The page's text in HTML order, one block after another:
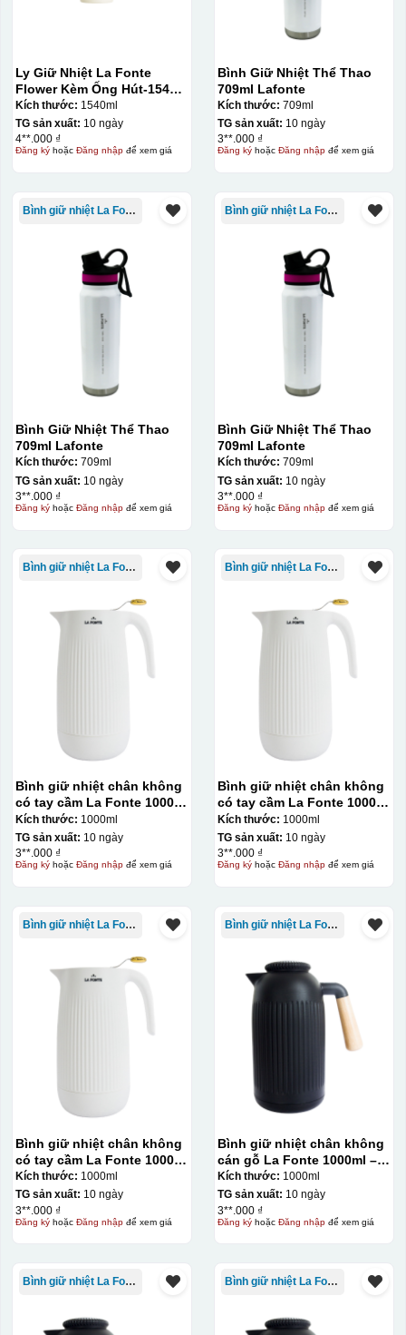
Hộp xi ly sứ
Ly Giữ Nhiệt La Fonte
Flower Kèm Ống Hút-1540
ml-014786
Kích thước: 1540ml
TG sản xuất: 10 ngày
4**.000 ₫
Đăng kýhoặc Đăng nhậpđể xem giá
Bình Giữ Nhiệt Thể Thao
709ml Lafonte
Kích thước: 709ml
TG sản xuất: 10 ngày
3**.000 ₫
Đăng kýhoặc Đăng nhậpđể xem giá
Bình giữ nhiệt La Fonte
Bình Giữ Nhiệt Thể Thao
709ml Lafonte
Kích thước: 709ml
TG sản xuất: 10 ngày
3**.000 ₫
Đăng kýhoặc Đăng nhậpđể xem giá
Bình giữ nhiệt La Fonte
Bình Giữ Nhiệt Thể Thao
709ml Lafonte
Kích thước: 709ml
TG sản xuất: 10 ngày
3**.000 ₫
Đăng kýhoặc Đăng nhậpđể xem giá
Bình giữ nhiệt La Fonte
Bình giữ nhiệt chân không
có tay cầm La Fonte 1000ml
– 011655
Kích thước: 1000ml
TG sản xuất: 10 ngày
3**.000 ₫
Đăng kýhoặc Đăng nhậpđể xem giá
Bình giữ nhiệt La Fonte
Bình giữ nhiệt chân không
có tay cầm La Fonte 1000ml
– 011655
Kích thước: 1000ml
TG sản xuất: 10 ngày
3**.000 ₫
Đăng kýhoặc Đăng nhậpđể xem giá
Bình giữ nhiệt La Fonte
Bình giữ nhiệt chân không
có tay cầm La Fonte 1000ml
– 011655
Kích thước: 1000ml
TG sản xuất: 10 ngày
3**.000 ₫
Đăng kýhoặc Đăng nhậpđể xem giá
Bình giữ nhiệt La Fonte
Bình giữ nhiệt chân không
cán gỗ La Fonte 1000ml –
011679
Kích thước: 1000ml
TG sản xuất: 10 ngày
3**.000 ₫
Đăng kýhoặc Đăng nhậpđể xem giá
Bình giữ nhiệt La Fonte Bình giữ nhiệt La Fonte